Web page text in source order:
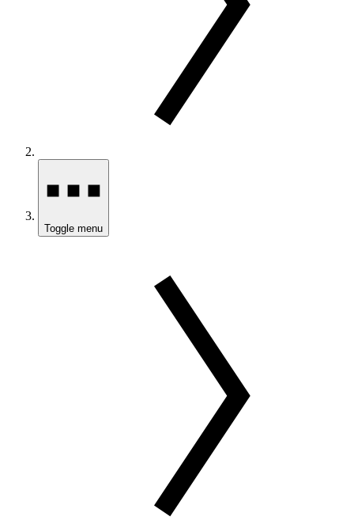
Toggle menu